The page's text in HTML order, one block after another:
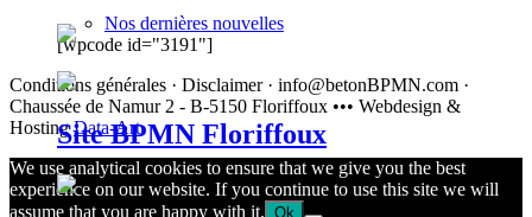
Site BPMN Floriffoux
Nos dernières nouvelles
[wpcode id="3191"]
Conditions générales · Disclaimer · info@betonBPMN.com ·
Chaussée de Namur 2 - B-5150 Floriffoux ••• Webdesign &
HostingData-Art
We use analytical cookies to ensure that we give you the best
experience on our website. If you continue to use this site we will
assume that you are happy with it. Ok